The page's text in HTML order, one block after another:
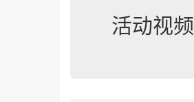
活动视频